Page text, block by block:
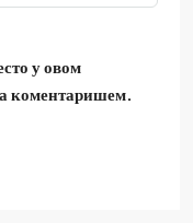
у овом
коментаришем.